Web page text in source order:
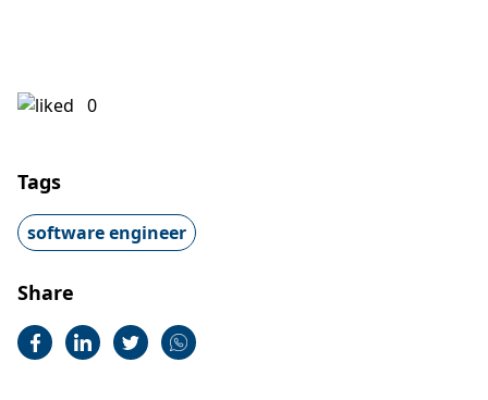
0
Tags
software engineer
Share